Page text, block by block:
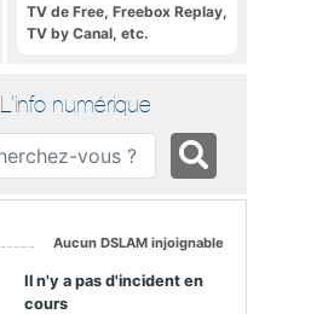
TV de Free, Freebox Replay,
TV by Canal, etc.
L'info numérique
Aucun DSLAM injoignable
Il n'y a pas d'incident en
cours